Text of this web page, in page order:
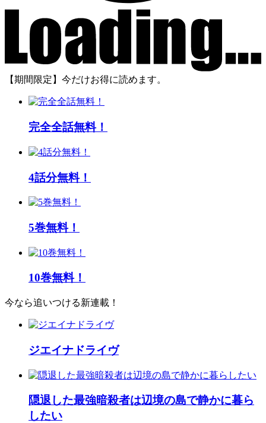
【期間限定】今だけお得に読めます。
完全全話無料！
4話分無料！
5巻無料！
10巻無料！
今なら追いつける新連載！
ジエイナドライヴ
隠退した最強暗殺者は辺境の島で静かに暮ら
したい